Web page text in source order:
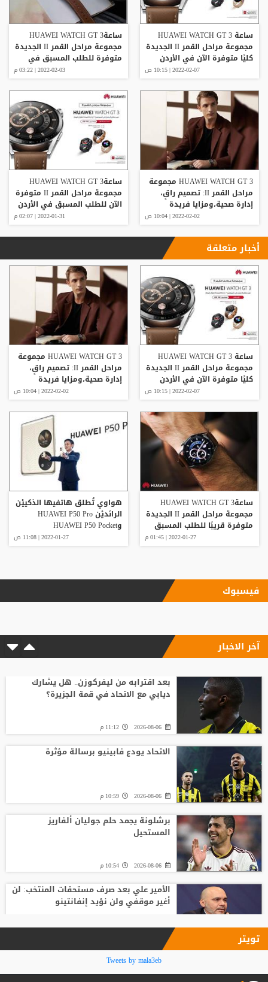
ساعة HUAWEI WATCH GT 3
مجموعة مراحل القمر II الجديدة
كليًا متوفرة الآن في الأردن
2022-02-07 | 10:15 ص
ساعةHUAWEI WATCH GT 3
مجموعة مراحل القمر II الجديدة
متوفرة للطلب المسبق في
2022-02-03 | 03:22 م
HUAWEI WATCH GT 3 مجموعة
مراحل القمر II: تصميم راقٍ،
إدارة صحية،ومزايا فريدة
2022-02-02 | 10:04 ص
ساعةHUAWEI WATCH GT 3
مجموعة مراحل القمر II متوفرة
الآن للطلب المسبق في الأردن
للبقاء في قمة لياقتك
ورفاهيتك!
2022-01-31 | 02:07 م
أخبار متعلقة
ساعة HUAWEI WATCH GT 3
مجموعة مراحل القمر II الجديدة
كليًا متوفرة الآن في الأردن
2022-02-07 | 10:15 ص
HUAWEI WATCH GT 3 مجموعة
مراحل القمر II: تصميم راقٍ،
إدارة صحية،ومزايا فريدة
2022-02-02 | 10:04 ص
ساعةHUAWEI WATCH GT 3
مجموعة مراحل القمر II الجديدة
متوفرة قريبًا للطلب المسبق
2022-01-27 | 01:45 م
هواوي تُطلق هاتفيها الذكييْن
الرائديْن HUAWEI P50 Pro
وHUAWEI P50 Pocket
2022-01-27 | 11:08 ص
فيسبوك
آخر الاخبار
بعد اقترابه من ليفركوزن.. هل يشارك
ديابي مع الاتحاد في قمة الجزيرة؟
2026-08-06 11:12 م
الاتحاد يودع فابينيو برسالة مؤثرة
2026-08-06 10:59 م
برشلونة يجمد حلم جوليان ألفاريز
المستحيل
2026-08-06 10:54 م
الأمير علي بعد صرف مستحقات المنتخب: لن
أغير موقفي ولن نؤيد إنفانتينو
فينيسيوس جونيور يمدد عقده مع ريال
مدريد حتى 2032
تويتر
Tweets by mala3eb